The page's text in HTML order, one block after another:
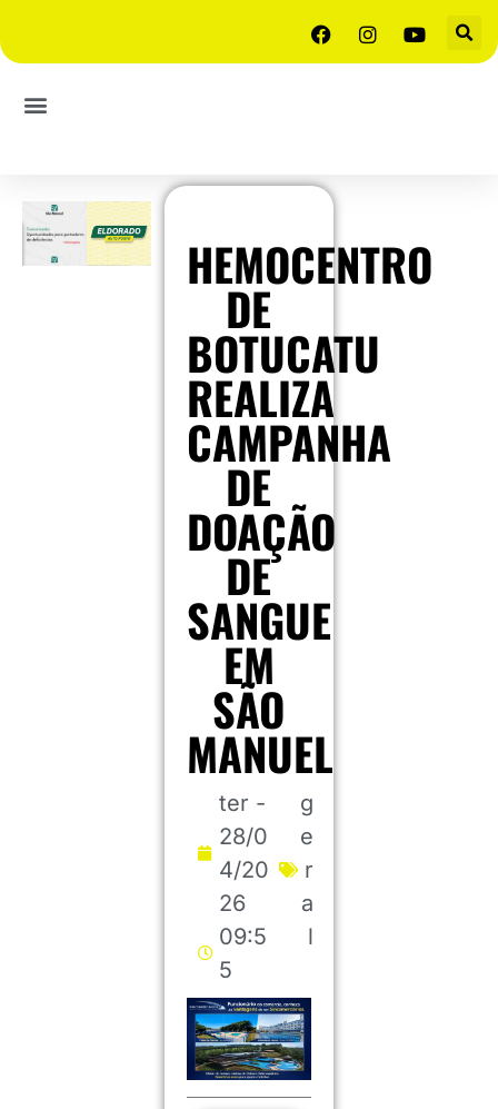
HEMOCENTRO
DE
BOTUCATU
REALIZA
CAMPANHA
DE
DOAÇÃO
DE
SANGUE
EM
SÃO
MANUEL
ter -
28/0
4/20
26
09:5
5
g
e
r
a
l